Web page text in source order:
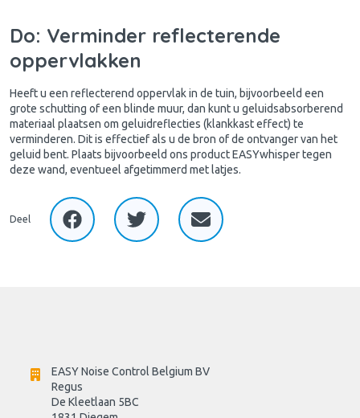
Do: Verminder reflecterende
oppervlakken
Heeft u een reflecterend oppervlak in de tuin, bijvoorbeeld een
grote schutting of een blinde muur, dan kunt u geluidsabsorberend
materiaal plaatsen om geluidreflecties (klankkast effect) te
verminderen. Dit is effectief als u de bron of de ontvanger van het
geluid bent. Plaats bijvoorbeeld ons product EASYwhisper tegen
deze wand, eventueel afgetimmerd met latjes.
Deel
EASY Noise Control Belgium BV
Regus
De Kleetlaan 5BC